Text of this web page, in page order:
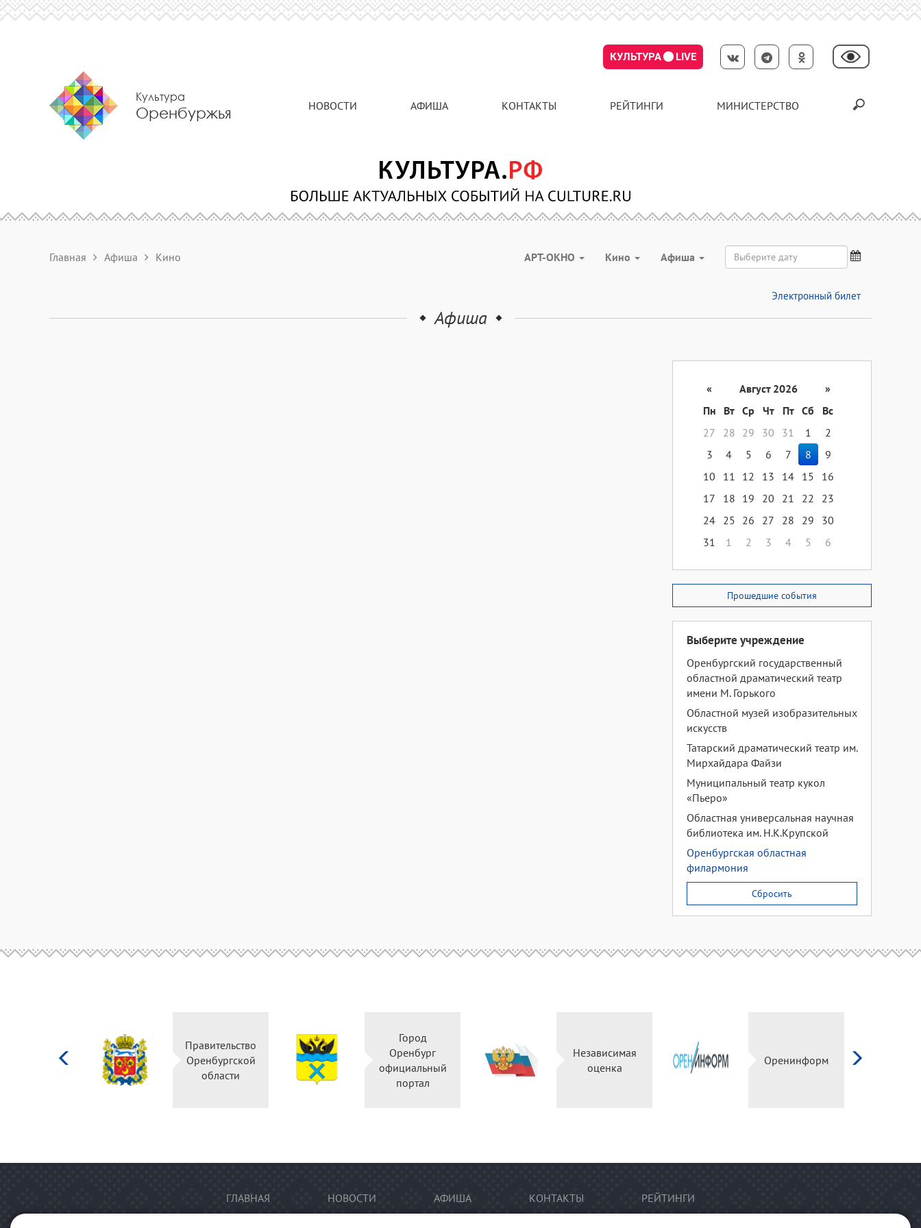
КУЛЬТУРА LIVE
Культура
Оренбуржья НОВОСТИ АФИША КОНТАКТЫ РЕЙТИНГИ МИНИСТЕРСТВО
Главная Афиша Кино АРТ-ОКНО Кино Aфиша
Электронный билет
Афиша
« Август 2026
»
Пн
Вт Ср Чт Пт Сб
Вс
27
28 29 30 31 1
2
3
4 5 6 7 8
9
10
11 12 13 14 15
16
17
18 19 20 21 22
23
24 25 26 27 28 29
30
31
1 2 3 4 5 6
Прошедшие события
Выберите учреждение
Оренбургский государственный
областной драматический театр
имени М. Горького
Областной музей изобразительных
искусств
Татарский драматический театр им.
Мирхайдара Файзи
Муниципальный театр кукол
«Пьеро»
Областная универсальная научная
библиотека им. Н.К.Крупской
Оренбургская областная
филармония
Сбросить
Правительство
Оренбургской
области
Город
Оренбург
официальный
портал
Независимая
оценка
Оренинформ
ГЛАВНАЯ НОВОСТИ АФИША КОНТАКТЫ РЕЙТИНГИ